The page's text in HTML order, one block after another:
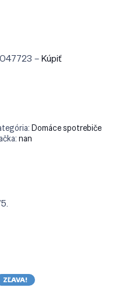
–Kúpiť
Domáce spotrebiče
nan
ZĽAVA!